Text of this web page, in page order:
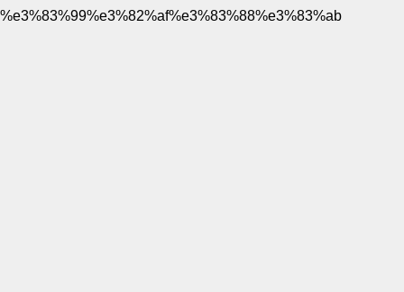
%e3%83%99%e3%82%af%e3%83%88%e3%83%ab